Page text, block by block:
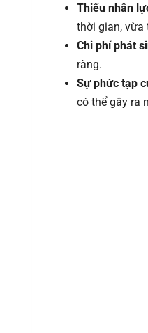
Thiếu nhân
thời gian, vừa
Chi phí phát
ràng.
Sự phức tạp
có thể gây ra